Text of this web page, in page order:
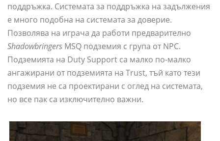
поддръжка. Системата за поддръжка на задължения
е много подобна на системата за доверие.
Позволява на играча да работи предварително
Shadowbringers MSQ подземия с група от NPC.
Подземията на Duty Support са малко по-малко
ангажирани от подземията на Trust, тъй като тези
подземия не са проектирани с оглед на системата,
но все пак са изключително важни.